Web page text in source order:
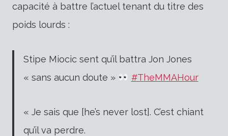
capacité à battre l’actuel tenant du titre des
poids lourds :
Stipe Miocic sent qu’il battra Jon Jones
« sans aucun doute »
#TheMMAHour
« Je sais que [he’s never lost]. C’est chiant
qu’il va perdre.